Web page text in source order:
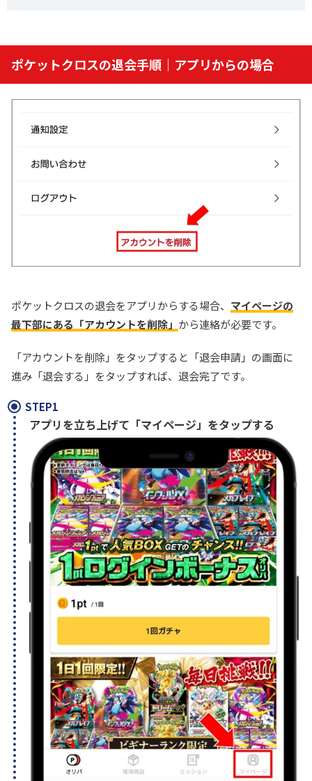
TORAオリパ
1周年記念イベント開催中！
新規登録限定で最大90％OFF
ポケットクロスの退会手順｜アプリからの場合
ポケットクロスの退会をアプリからする場合、 マイページの
最下部にある「アカウントを削除」 から連絡が必要です。
「アカウントを削除」をタップすると「退会申請」の画面に
進み「退会する」をタップすれば、退会完了です。
STEP1
アプリを立ち上げて「マイページ」をタップする